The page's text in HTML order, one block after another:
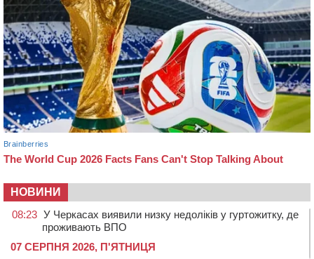
НОВИНИ
08:23 У Черкасах виявили низку недоліків у гуртожитку, де
проживають ВПО
07 СЕРПНЯ 2026, П'ЯТНИЦЯ